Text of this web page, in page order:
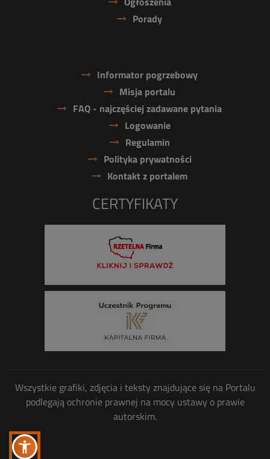
Porady
Informator pogrzebowy
Misja portalu
FAQ - najczęściej zadawane pytania
Logowanie
Regulamin
Polityka prywatności
Kontakt z portalem
CERTYFIKATY
Wszystkie grafiki, zdjęcia i teksty znajdujące się na Portalu
podlegają ochronie prawnej na mocy ustawy o prawie
autorskim.